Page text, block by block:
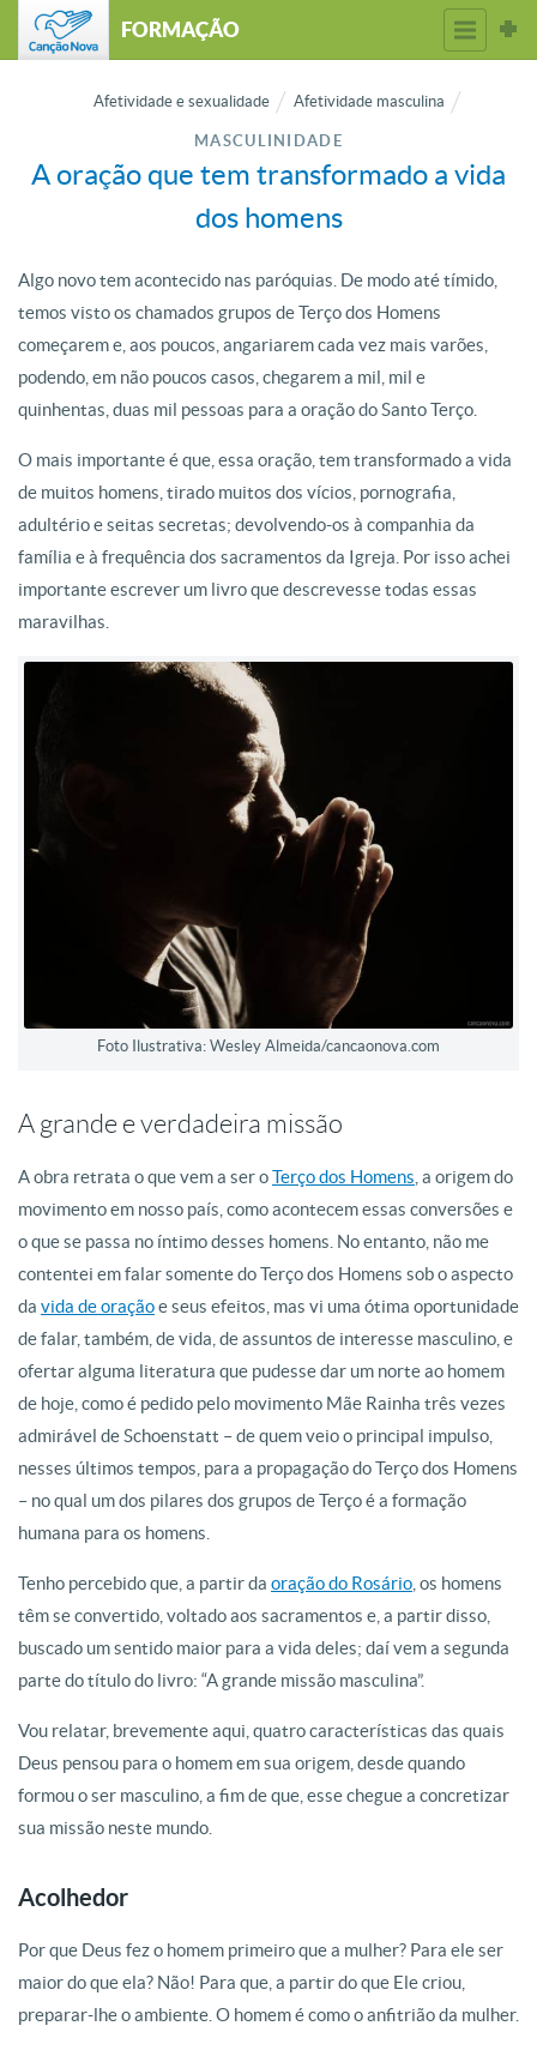
FORMAÇÃO
Afetividade e sexualidade Afetividade masculina
MASCULINIDADE
A oração que tem transformado a vida
dos homens
Algo novo tem acontecido nas paróquias. De modo até tímido,
temos visto os chamados grupos de Terço dos Homens
começarem e, aos poucos, angariarem cada vez mais varões,
podendo, em não poucos casos, chegarem a mil, mil e
quinhentas, duas mil pessoas para a oração do Santo Terço.
O mais importante é que, essa oração, tem transformado a vida
de muitos homens, tirado muitos dos vícios, pornografia,
adultério e seitas secretas; devolvendo-os à companhia da
família e à frequência dos sacramentos da Igreja. Por isso achei
importante escrever um livro que descrevesse todas essas
maravilhas.
Foto Ilustrativa: Wesley Almeida/cancaonova.com
A grande e verdadeira missão
A obra retrata o que vem a ser oTerço dos Homens , a origem do
movimento em nosso país, como acontecem essas conversões e
o que se passa no íntimo desses homens. No entanto, não me
contentei em falar somente do Terço dos Homens sob o aspecto
da vida de oraçãoe seus efeitos, mas vi uma ótima oportunidade
de falar, também, de vida, de assuntos de interesse masculino, e
ofertar alguma literatura que pudesse dar um norte ao homem
de hoje, como é pedido pelo movimento Mãe Rainha três vezes
admirável de Schoenstatt – de quem veio o principal impulso,
nesses últimos tempos, para a propagação do Terço dos Homens
– no qual um dos pilares dos grupos de Terço é a formação
humana para os homens.
Tenho percebido que, a partir da oração do Rosário , os homens
têm se convertido, voltado aos sacramentos e, a partir disso,
buscado um sentido maior para a vida deles; daí vem a segunda
parte do título do livro: “A grande missão masculina”.
Vou relatar, brevemente aqui, quatro características das quais
Deus pensou para o homem em sua origem, desde quando
formou o ser masculino, a fim de que, esse chegue a concretizar
sua missão neste mundo.
Acolhedor
Por que Deus fez o homem primeiro que a mulher? Para ele ser
maior do que ela? Não! Para que, a partir do que Ele criou,
preparar-lhe o ambiente. O homem é como o anfitrião da mulher.